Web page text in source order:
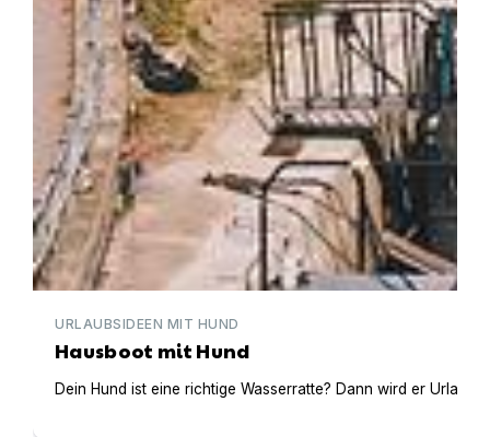
URLAUBSIDEEN MIT HUND
Hausboot mit Hund
Dein Hund ist eine richtige Wasserratte? Dann wird er